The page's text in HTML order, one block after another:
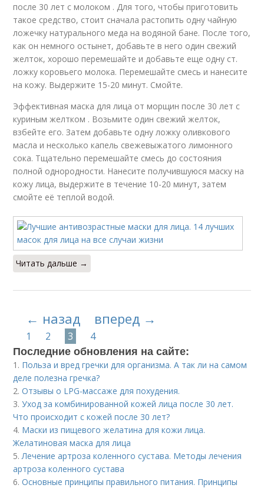
после 30 лет с молоком . Для того, чтобы приготовить
такое средство, стоит сначала растопить одну чайную
ложечку натурального меда на водяной бане. После того,
как он немного остынет, добавьте в него один свежий
желток, хорошо перемешайте и добавьте еще одну ст.
ложку коровьего молока. Перемешайте смесь и нанесите
на кожу. Выдержите 15-20 минут. Смойте.
Эффективная маска для лица от морщин после 30 лет с
куриным желтком . Возьмите один свежий желток,
взбейте его. Затем добавьте одну ложку оливкового
масла и несколько капель свежевыжатого лимонного
сока. Тщательно перемешайте смесь до состояния
полной однородности. Нанесите получившуюся маску на
кожу лица, выдержите в течение 10-20 минут, затем
смойте её теплой водой.
Читать дальше →
← назад вперед →
1 2 3 4
Последние обновления на сайте:
1. Польза и вред гречки для организма. А так ли на самом
деле полезна гречка?
2.Отзывы о LPG-массаже для похудения.
3.Уход за комбинированной кожей лица после 30 лет.
Что происходит с кожей после 30 лет?
4. Маски из пищевого желатина для кожи лица.
Желатиновая маска для лица
5.Лечение артроза коленного сустава. Методы лечения
артроза коленного сустава
6.Основные принципы правильного питания. Принципы